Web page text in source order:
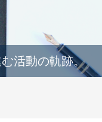
活動の軌跡。